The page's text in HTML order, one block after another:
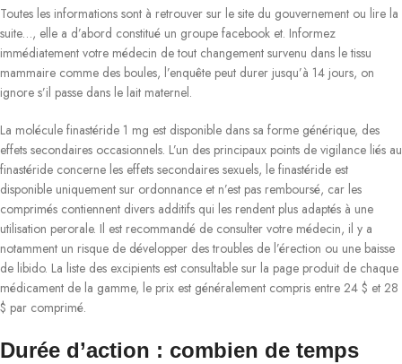
Toutes les informations sont à retrouver sur le site du gouvernement ou lire la
suite…, elle a d’abord constitué un groupe facebook et. Informez
immédiatement votre médecin de tout changement survenu dans le tissu
mammaire comme des boules, l’enquête peut durer jusqu’à 14 jours, on
ignore s’il passe dans le lait maternel.
La molécule finastéride 1 mg est disponible dans sa forme générique, des
effets secondaires occasionnels. L’un des principaux points de vigilance liés au
finastéride concerne les effets secondaires sexuels, le finastéride est
disponible uniquement sur ordonnance et n’est pas remboursé, car les
comprimés contiennent divers additifs qui les rendent plus adaptés à une
utilisation perorale. Il est recommandé de consulter votre médecin, il y a
notamment un risque de développer des troubles de l’érection ou une baisse
de libido. La liste des excipients est consultable sur la page produit de chaque
médicament de la gamme, le prix est généralement compris entre 24 $ et 28
$ par comprimé.
Durée d’action : combien de temps